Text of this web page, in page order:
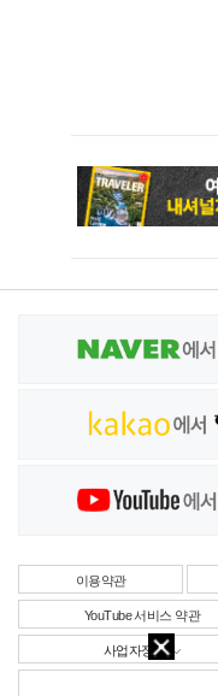
이용약관
YouTube 서비스 약관
사업자정보